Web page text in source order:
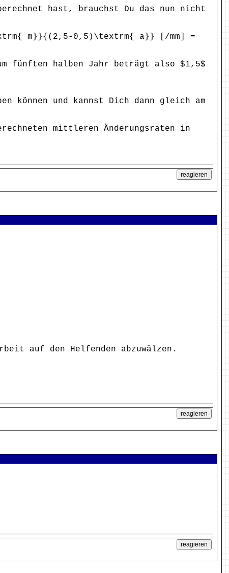
hast, brauchst Du das nun nicht
m}}{(2,5-0,5)\textrm{ a}} [/mm] =
fünften halben Jahr beträgt also $1,5$
können und kannst Dich dann gleich am
mittleren Änderungsraten in
auf den Helfenden abzuwälzen.